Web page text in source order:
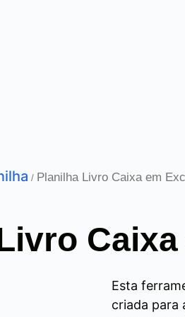
/ Planilha Livro Caixa em
Esta
criada para